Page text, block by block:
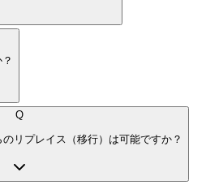
Q
リプレイス（移行）は可能ですか？